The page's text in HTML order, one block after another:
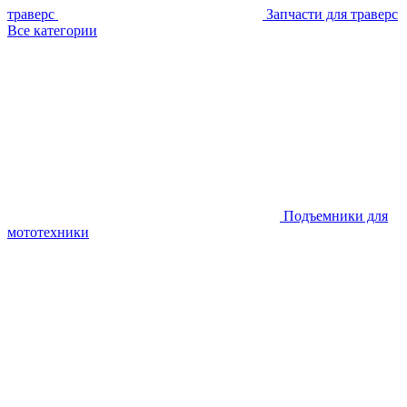
траверс
Запчасти для траверс
Все категории
Подъемники для
мототехники